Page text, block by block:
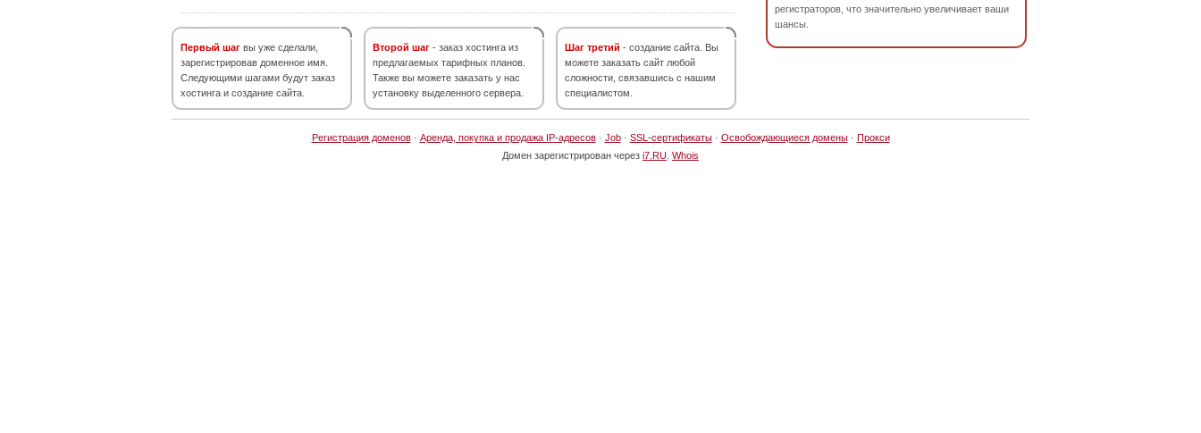
Первый шаг вы уже сделали,
зарегистрировав доменное имя.
Следующими шагами будут заказ
хостинга и создание сайта.
Второй шаг - заказ хостинга из
предлагаемых тарифных планов.
Также вы можете заказать у нас
установку выделенного сервера.
Шаг третий - создание сайта. Вы
можете заказать сайт любой
сложности, связавшись с нашим
специалистом.
регистраторов, что значительно увеличивает ваши
шансы.
Регистрация доменов· Аренда, покупка и продажа IP-адресов· Job· SSL-сертификаты· Освобождающиеся домены· Прокси
Домен зарегистрирован через i7.RU Whois